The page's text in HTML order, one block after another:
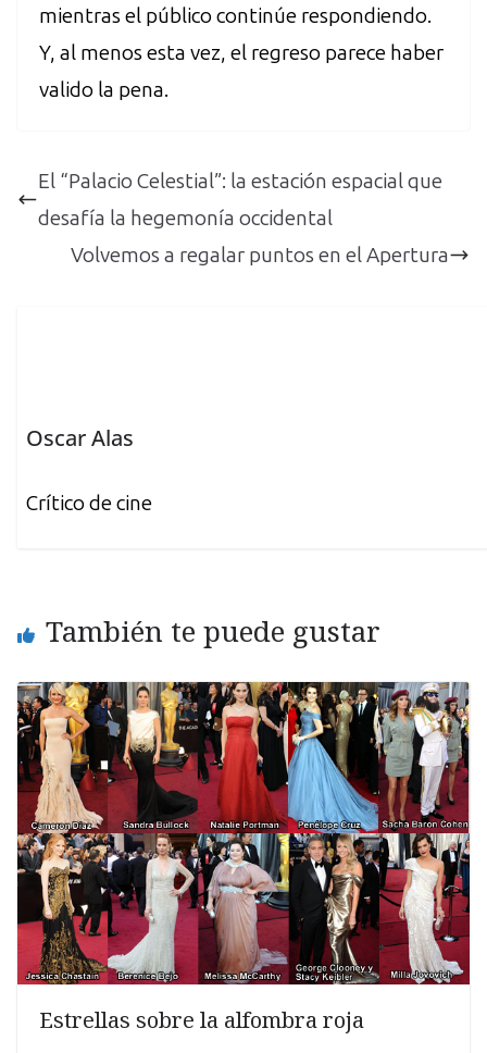
mientras el público continúe respondiendo.
Y, al menos esta vez, el regreso parece haber
valido la pena.
El “Palacio Celestial”: la estación espacial que
desafía la hegemonía occidental
Volvemos a regalar puntos en el Apertura
Oscar Alas
Crítico de cine
También te puede gustar
Estrellas sobre la alfombra roja